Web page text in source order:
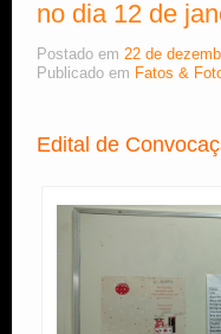
no dia 12 de
Postado em 22 de
Publicado em Fatos &
Edital de